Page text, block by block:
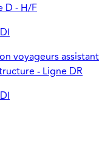
D - H/F
voyageurs assistant
- Ligne DR